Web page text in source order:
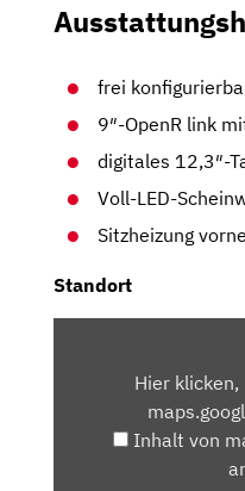
frei
9″-OpenR link
digitales 12,3″-
Voll-LED-
Sitzheizung vorne
Standort
MAPS.GOOGLE.DE
Hier
Inhalt von